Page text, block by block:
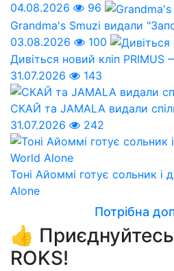
04.08.2026
96
Grandma's Smuzi видали
03.08.2026
100
Дивіться новий кліп
31.07.2026
143
СКАЙ та JAMALA видали
31.07.2026
242
Тоні Айоммі готує сольник і
Alone
Потрібна
👍
ROKS!